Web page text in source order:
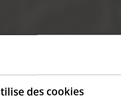
des cookies